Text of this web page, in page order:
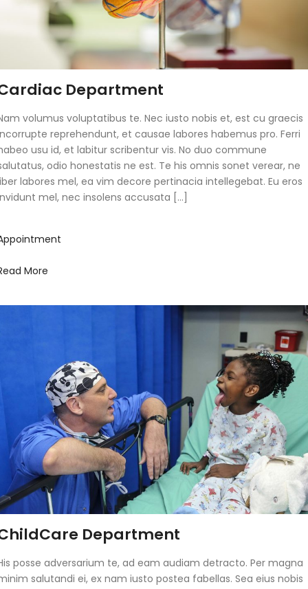
Department
volumus voluptatibus te. Nec iusto nobis et, est cu graecis
reprehendunt, et causae labores habemus pro. Ferri
usu id, et labitur scribentur vis. No duo commune
odio honestatis ne est. Te his omnis sonet verear, ne
labores mel, ea vim decore pertinacia intellegebat. Eu eros
mel, nec insolens accusata […]
More
Department
posse adversarium te, ad eam audiam detracto. Per magna
salutandi ei, ex nam iusto postea fabellas. Sea eius nobis